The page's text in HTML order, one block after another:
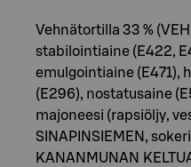
Vehnätortilla 33 %
stabilointiaine (E422,
emulgointiaine (E471),
(E296), nostatusaine
majoneesi (rapsiöljy,
SINAPINSIEMEN,
KANANMUNAN